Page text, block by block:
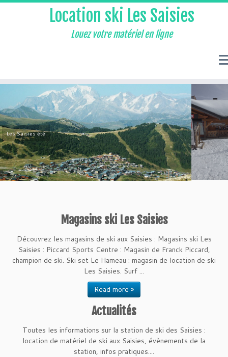
Location ski Les Saisies
Louez votre matériel en ligne
magasin location ski les saisies
Magasins ski Les Saisies
Découvrez les magasins de ski aux Saisies : Magasins ski Les
Saisies : Piccard Sports Centre : Magasin de Franck Piccard,
champion de ski. Ski set Le Hameau : magasin de location de ski
Les Saisies. Surf ...
Read more »
Actualités
Toutes les informations sur la station de ski des Saisies :
location de matériel de ski aux Saisies, évènements de la
station, infos pratiques....